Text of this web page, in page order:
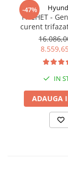
-47%
PACHET -
curent
diesel Hyundai
T, putere
Putere
tensiune 380
IN
ADAUGA